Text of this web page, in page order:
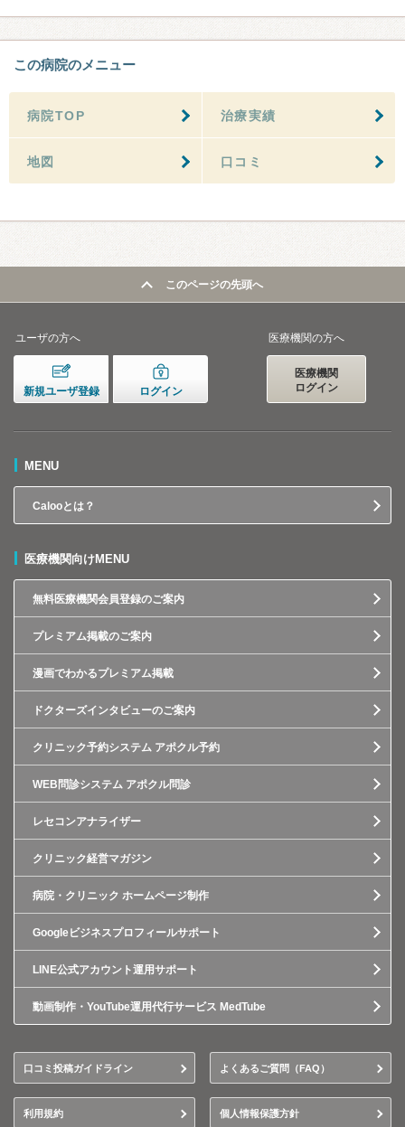
この病院のメニュー
病院TOP 治療実績
地図 口コミ
このページの先頭へ
ユーザの方へ
新規ユーザ登録 ログイン
医療機関の方へ
医療機関
ログイン
MENU
Calooとは？
医療機関向けMENU
無料医療機関会員登録のご案内
プレミアム掲載のご案内
漫画でわかるプレミアム掲載
ドクターズインタビューのご案内
クリニック予約システム アポクル予約
WEB問診システム アポクル問診
レセコンアナライザー
クリニック経営マガジン
病院・クリニック ホームページ制作
Googleビジネスプロフィールサポート
LINE公式アカウント運用サポート
動画制作・YouTube運用代行サービス MedTube
口コミ投稿ガイドライン よくあるご質問（FAQ）
利用規約 個人情報保護方針